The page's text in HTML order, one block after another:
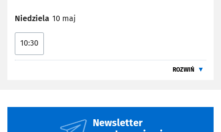
Niedziela 10 maj
10:30
ROZWIŃ
Newsletter